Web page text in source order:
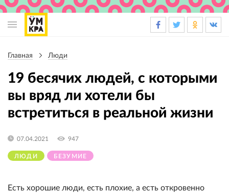
навигации
Главная Люди
19 бесячих людей, с которыми
вы вряд ли хотели бы
встретиться в реальной жизни
ЛЮДИ БЕЗУМИЕ
07.04.2021 947
Есть хорошие люди, есть плохие, а есть откровенно